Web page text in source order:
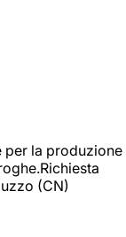
per la produzione
(CN)